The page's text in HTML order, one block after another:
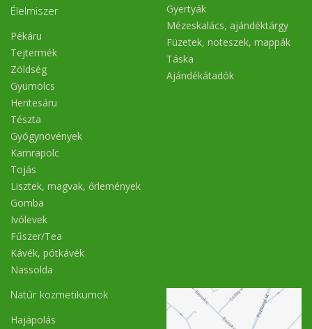
Élelmiszer
Pékáru
Tejtermék
Zöldség
Gyümölcs
Hentesáru
Tészta
Gyógynövények
Kamrapolc
Tojás
Lisztek, magvak, őrlemények
Gomba
Ivólevek
Fűszer/Tea
Kávék, pótkávék
Nassolda
Gyertyák
Mézeskalács, ajándéktárgy
Füzetek, noteszek, mappák
Táska
Ajándékátadók
Natúr kozmetikumok
Hajápolás